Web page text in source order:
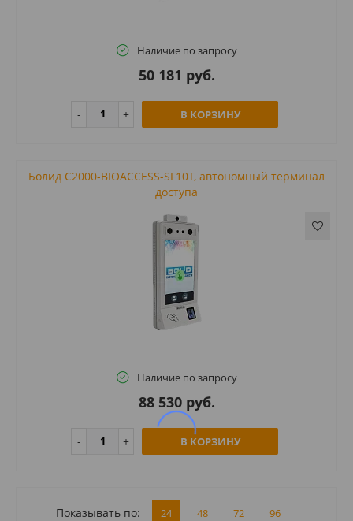
Наличие по запросу
50 181 руб.
В КОРЗИНУ
Болид С2000-BIOACCESS-SF10T, автономный терминал
доступа
Наличие по запросу
88 530 руб.
В КОРЗИНУ
Показывать по: 24 48 72 96